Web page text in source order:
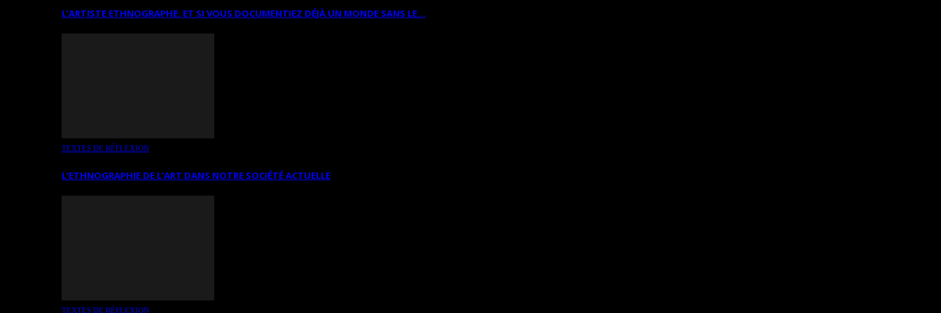
L’ARTISTE ETHNOGRAPHE: ET SI VOUS DOCUMENTIEZ DÉJÀ UN MONDE SANS LE…
TEXTES DE RÉFLEXION
L’ETHNOGRAPHIE DE L’ART DANS NOTRE SOCIÉTÉ ACTUELLE
TEXTES DE RÉFLEXION